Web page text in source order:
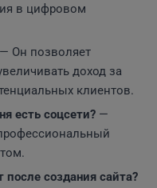
в цифровом
— Он позволяет
доход за
клиентов.
есть соцсети? —
создания сайта?